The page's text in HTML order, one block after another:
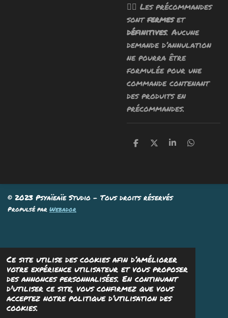
Ce site utilise des cookies afin d’améliorer
votre expérience utilisateur et vous proposer
des annonces personnalisées. En continuant
d'utiliser ce site, vous confirmez que vous
acceptez notre politique d’utilisation des
cookies.
🧙‍♂️ Les précommandes
sontfermeset
définitives. Aucune
demande d’annulation
ne pourra être
formulée pour une
commande contenant
des produits en
précommandes.
P
g
e
r
P
g
e
r
P
g
e
r
P
g
© 2023 Psyaïeaïe Studio - Tous droits réservés
Propulsé par Webador